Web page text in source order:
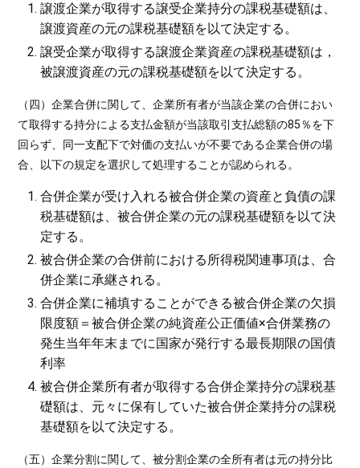
譲渡企業が取得する譲受企業持分の課税基礎額は、
譲渡資産の元の課税基礎額を以て決定する。
譲受企業が取得する譲渡企業資産の課税基礎額は，
被譲渡資産の元の課税基礎額を以て決定する。
（四）企業合併に関して、企業所有者が当該企業の合併におい
て取得する持分による支払金額が当該取引支払総額の85％を下
回らず、同一支配下で対価の支払いが不要である企業合併の場
合、以下の規定を選択して処理することが認められる。
合併企業が受け入れる被合併企業の資産と負債の課
税基礎額は、被合併企業の元の課税基礎額を以て決
定する。
被合併企業の合併前における所得税関連事項は、合
併企業に承継される。
合併企業に補填することができる被合併企業の欠損
限度額＝被合併企業の純資産公正価値×合併業務の
発生当年年末までに国家が発行する最長期限の国債
利率
被合併企業所有者が取得する合併企業持分の課税基
礎額は、元々に保有していた被合併企業持分の課税
基礎額を以て決定する。
（五）企業分割に関して、被分割企業の全所有者は元の持分比